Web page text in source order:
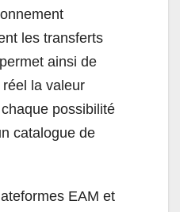
les transferts
ainsi de
la valeur
possibilité
catalogue de
EAM et